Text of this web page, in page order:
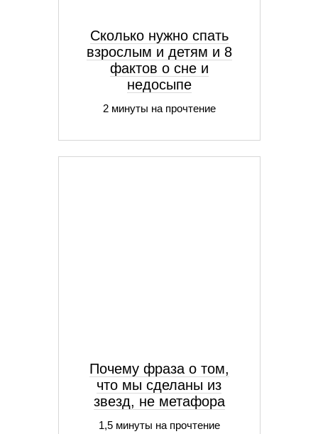
Сколько нужно спать
взрослым и детям и 8
фактов о сне и
недосыпе
2 минуты на прочтение
Почему фраза о том,
что мы сделаны из
звезд, не метафора
1,5 минуты на прочтение